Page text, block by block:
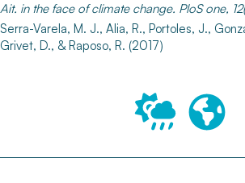
Ait. in the face of climate change. PloS one,
Serra-Varela, M. J., Alia, R., Portoles, J.,
Grivet, D., & Raposo, R. (2017)